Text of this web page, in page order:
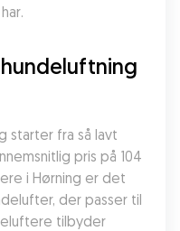
starter fra så lavt
pris på 104
i Hørning er det
der passer til
tilbyder